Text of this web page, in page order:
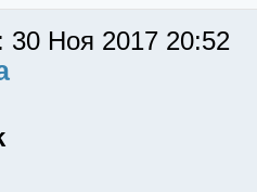
30 Ноя 2017 20:52